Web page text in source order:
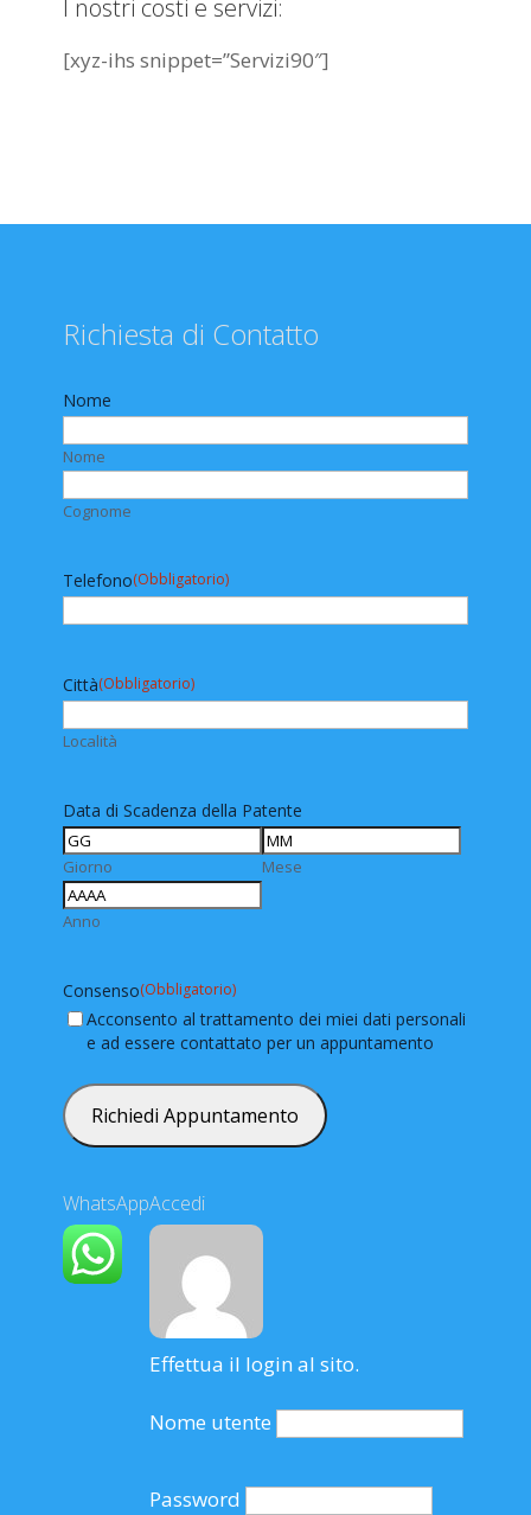
I nostri costi e servizi:
[xyz-ihs snippet=”Servizi90″]
Richiesta di Contatto
Nome
Nome
Cognome
Telefono(Obbligatorio)
Città(Obbligatorio)
Località
Data di Scadenza della Patente
Giorno Mese
Anno
Consenso(Obbligatorio)
Acconsento al trattamento dei miei dati personali
e ad essere contattato per un appuntamento
WhatsAppAccedi
Effettua il login al sito.
Nome utente
Password